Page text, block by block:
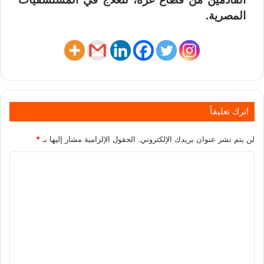
المصرية.
اترك تعليقاً
لن يتم نشر عنوان بريدك الإلكتروني. الحقول الإلزامية مشار إليها بـ *